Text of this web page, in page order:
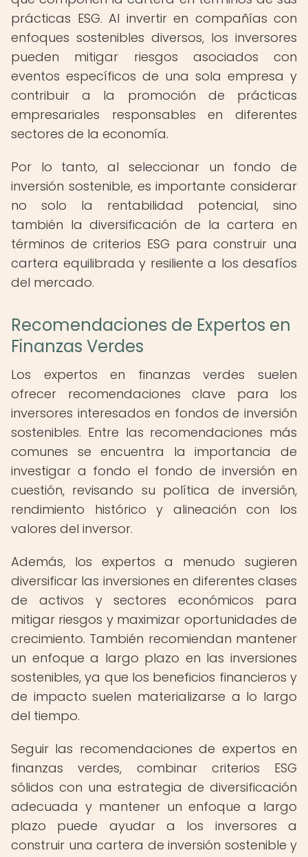
prácticas ESG. Al invertir en compañías con
enfoques sostenibles diversos, los inversores
pueden mitigar riesgos asociados con
eventos específicos de una sola empresa y
contribuir a la promoción de prácticas
empresariales responsables en diferentes
sectores de la economía.
Por lo tanto, al seleccionar un fondo de
inversión sostenible, es importante considerar
no solo la rentabilidad potencial, sino
también la diversificación de la cartera en
términos de criterios ESG para construir una
cartera equilibrada y resiliente a los desafíos
del mercado.
Recomendaciones de Expertos en
Finanzas Verdes
Los expertos en finanzas verdes suelen
ofrecer recomendaciones clave para los
inversores interesados en fondos de inversión
sostenibles. Entre las recomendaciones más
comunes se encuentra la importancia de
investigar a fondo el fondo de inversión en
cuestión, revisando su política de inversión,
rendimiento histórico y alineación con los
valores del inversor.
Además, los expertos a menudo sugieren
diversificar las inversiones en diferentes clases
de activos y sectores económicos para
mitigar riesgos y maximizar oportunidades de
crecimiento. También recomiendan mantener
un enfoque a largo plazo en las inversiones
sostenibles, ya que los beneficios financieros y
de impacto suelen materializarse a lo largo
del tiempo.
Seguir las recomendaciones de expertos en
finanzas verdes, combinar criterios ESG
sólidos con una estrategia de diversificación
adecuada y mantener un enfoque a largo
plazo puede ayudar a los inversores a
construir una cartera de inversión sostenible y